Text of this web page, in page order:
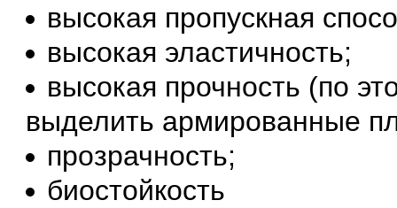
высокая пропускная
высокая эластичность;
высокая прочность (по
выделить армированные
прозрачность;
биостойкость